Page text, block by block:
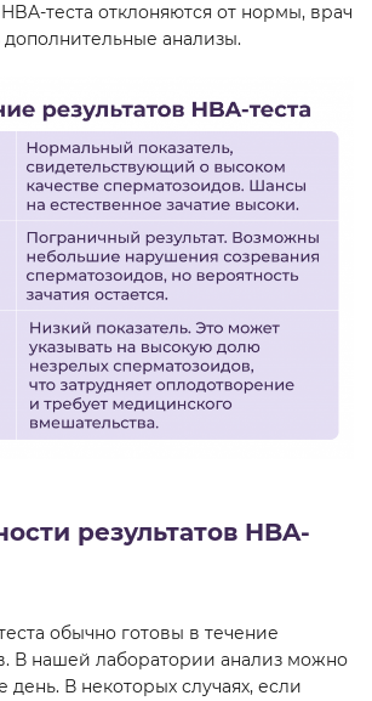
теста отклоняются от нормы, врач
дополнительные анализы.
результатов HBA-
обычно готовы в течение
В нашей лаборатории анализ можно
день. В некоторых случаях, если